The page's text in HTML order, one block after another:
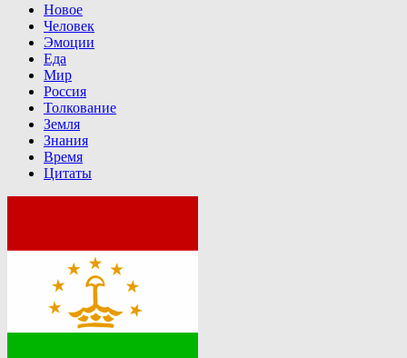
Новое
Человек
Эмоции
Еда
Мир
Россия
Толкование
Земля
Знания
Время
Цитаты